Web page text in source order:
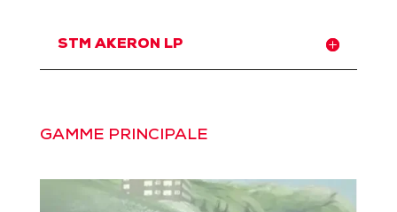
STM AKERON LP
GAMME PRINCIPALE